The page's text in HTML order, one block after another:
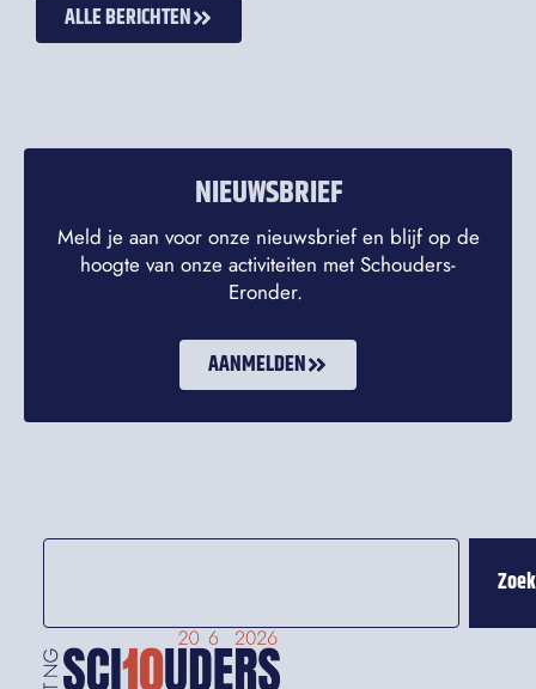
ALLE BERICHTEN
NIEUWSBRIEF
Meld je aan voor onze nieuwsbrief en blijf op de
hoogte van onze activiteiten met Schouders-
Eronder.
AANMELDEN